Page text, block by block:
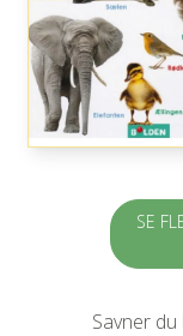
SE
Savner